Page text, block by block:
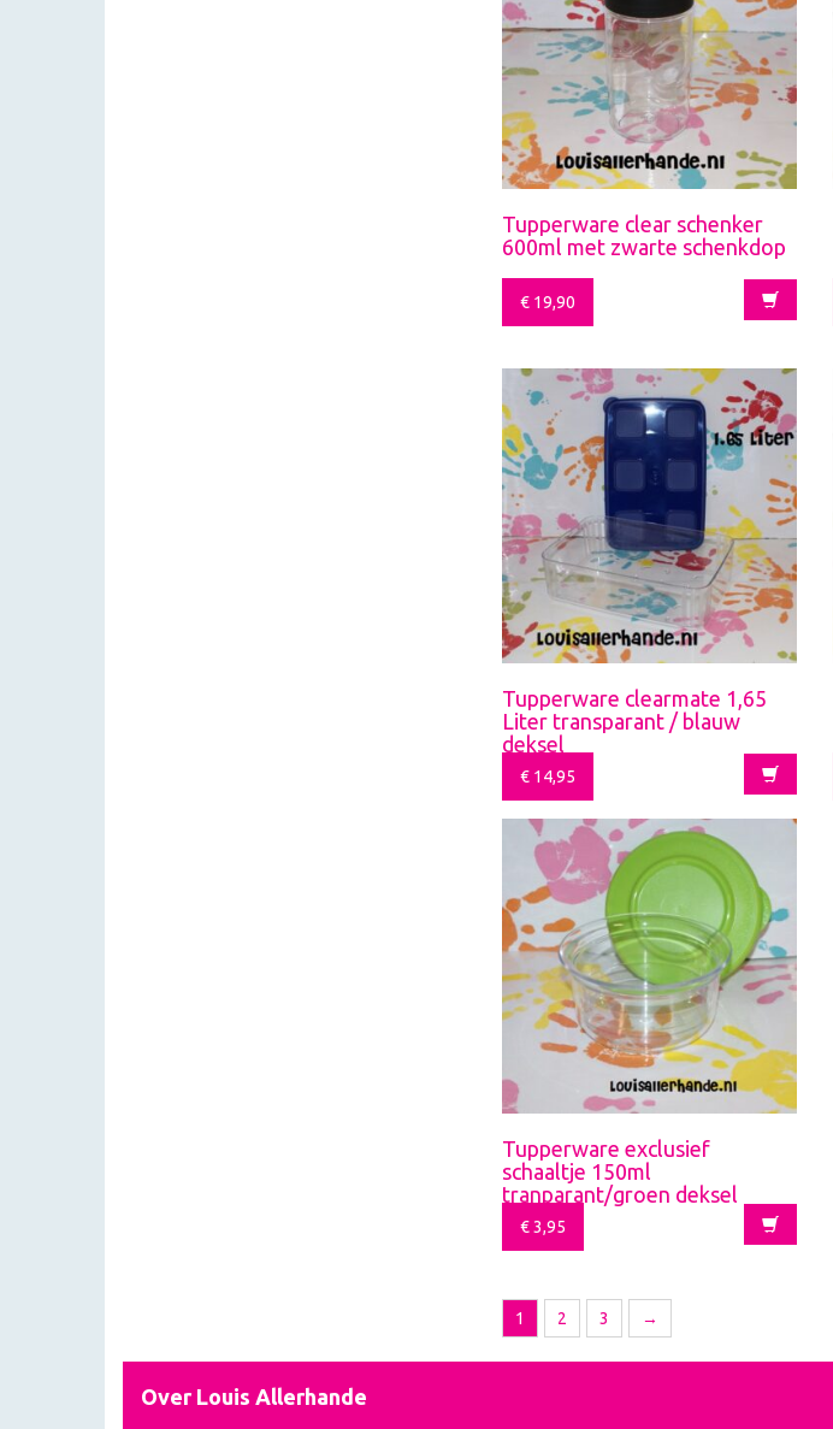
Tupperware clear schenker
600ml met zwarte schenkdop
€ 19,90
Tupperware clearmate 1,65
Liter transparant / blauw
deksel
€ 14,95
Tupperware exclusief
schaaltje 150ml
tranparant/groen deksel
€3,95
1 2 3 →
Over Louis Allerhande